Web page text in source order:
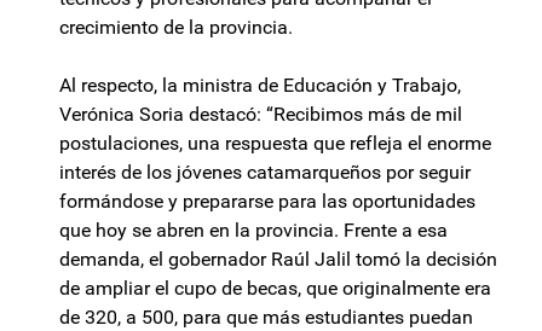
crecimiento de la provincia.
Al respecto, la ministra de Educación y Trabajo,
Verónica Soria destacó: “Recibimos más de mil
postulaciones, una respuesta que refleja el enorme
interés de los jóvenes catamarqueños por seguir
formándose y prepararse para las oportunidades
que hoy se abren en la provincia. Frente a esa
demanda, el gobernador Raúl Jalil tomó la decisión
de ampliar el cupo de becas, que originalmente era
de 320, a 500, para que más estudiantes puedan